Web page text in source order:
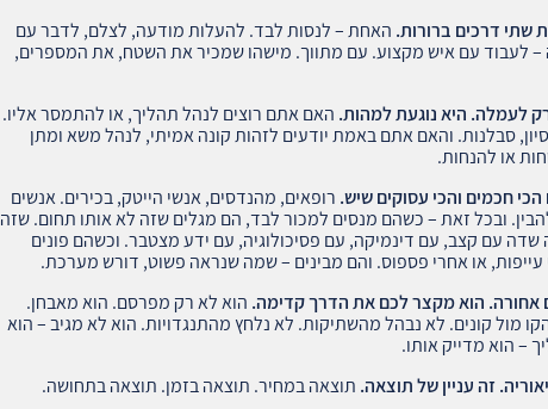
שתי דרכים ברורות. האחת – לנסות לבד. להעלות מודעה, לצלם, לדבר עם
– לעבוד עם איש מקצוע. עם מתווך. מישהו שמכיר את השטח, את המספרים,
לעמלה. היא נוגעת למהות. האם אתם רוצים לנהל תהליך, או להתמסר אליו.
סבלנות. והאם אתם באמת יודעים לזהות קונה אמיתי, לנהל משא ומתן
או להנחות.
חכמים והכי עסוקים שיש. רופאים, מהנדסים, אנשי הייטק, בכירים. אנשים
ובכל זאת – כשהם מנסים למכור לבד, הם מגלים שזה לא אותו תחום. שזה
שדה עם קצב, עם דינמיקה, עם פסיכולוגיה, עם ידע מצטבר. וכשהם פונים
עייפות, או אחרי פספוס. והם מבינים – שמה שנראה פשוט, דורש מערכת.
אחורה. הוא מקצר לכם את הדרך קדימה. הוא לא רק מפרסם. הוא מאבחן.
מול קונים. לא נבהל מהשתיקות. לא נלחץ מהתנגדויות. הוא לא מגיב – הוא
– הוא מדייק אותו.
זה עניין של תוצאה. תוצאה במחיר. תוצאה בזמן. תוצאה בתחושה.